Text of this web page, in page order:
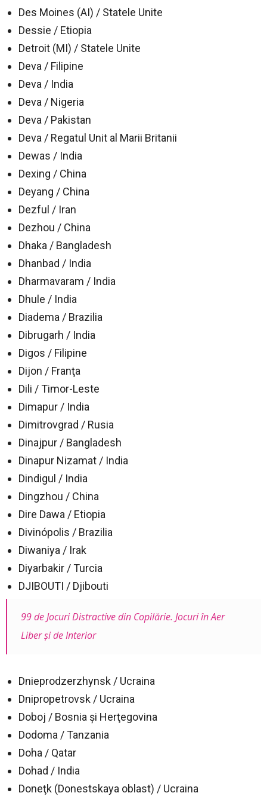
Des Moines (AI) / Statele Unite
Dessie / Etiopia
Detroit (MI) / Statele Unite
Deva / Filipine
Deva / India
Deva / Nigeria
Deva / Pakistan
Deva / Regatul Unit al Marii Britanii
Dewas / India
Dexing / China
Deyang / China
Dezful / Iran
Dezhou / China
Dhaka / Bangladesh
Dhanbad / India
Dharmavaram / India
Dhule / India
Diadema / Brazilia
Dibrugarh / India
Digos / Filipine
Dijon / Franţa
Dili / Timor-Leste
Dimapur / India
Dimitrovgrad / Rusia
Dinajpur / Bangladesh
Dinapur Nizamat / India
Dindigul / India
Dingzhou / China
Dire Dawa / Etiopia
Divinópolis / Brazilia
Diwaniya / Irak
Diyarbakir / Turcia
DJIBOUTI / Djibouti
99 de Jocuri Distractive din Copilărie. Jocuri în Aer
Liber şi de Interior
Dnieprodzerzhynsk / Ucraina
Dnipropetrovsk / Ucraina
Doboj / Bosnia şi Herţegovina
Dodoma / Tanzania
Doha / Qatar
Dohad / India
Doneţk (Donestskaya oblast) / Ucraina